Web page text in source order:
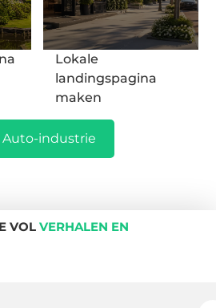
Lokale
landingspagina
maken
Auto-industrie
VOL VERHALEN EN